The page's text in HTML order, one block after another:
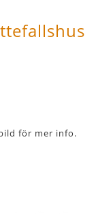
för mer info.